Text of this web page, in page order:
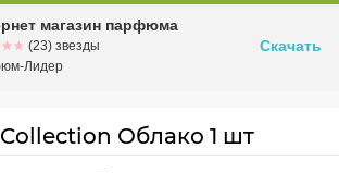
Омскул. Заозерная, 11, к. 1
Облако 1 шт
магазин парфюма
(23) звезды
Лидер
Скачать